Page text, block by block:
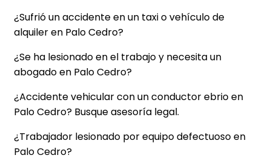
¿Sufrió un accidente en un taxi o vehículo de
alquiler en Palo Cedro?
¿Se ha lesionado en el trabajo y necesita un
abogado en Palo Cedro?
¿Accidente vehicular con un conductor ebrio en
Palo Cedro? Busque asesoría legal.
¿Trabajador lesionado por equipo defectuoso en
Palo Cedro?